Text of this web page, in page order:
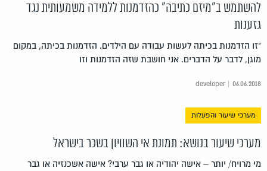
להשתמש ב"מיזם כתיבה" כהזדמנות ללמידה משמעותית נגד
גזענות
"זו הזדמנות בכיתה לעשות עבודה עם הילדים. הזדמנות בכיתה, במקום
מוגן, לדבר על הדברים. אני חושבת שזה הזדמנות וזו
developer | 06.06.2018
מערכי שיעור והפעלות
מערכי שיעור בנושא: תמונת אי השוויון בשכר בישראל
מי מרויח/ יותר – אישה יהודיה או גבר ערבי? אישה אשכנזיה או גבר